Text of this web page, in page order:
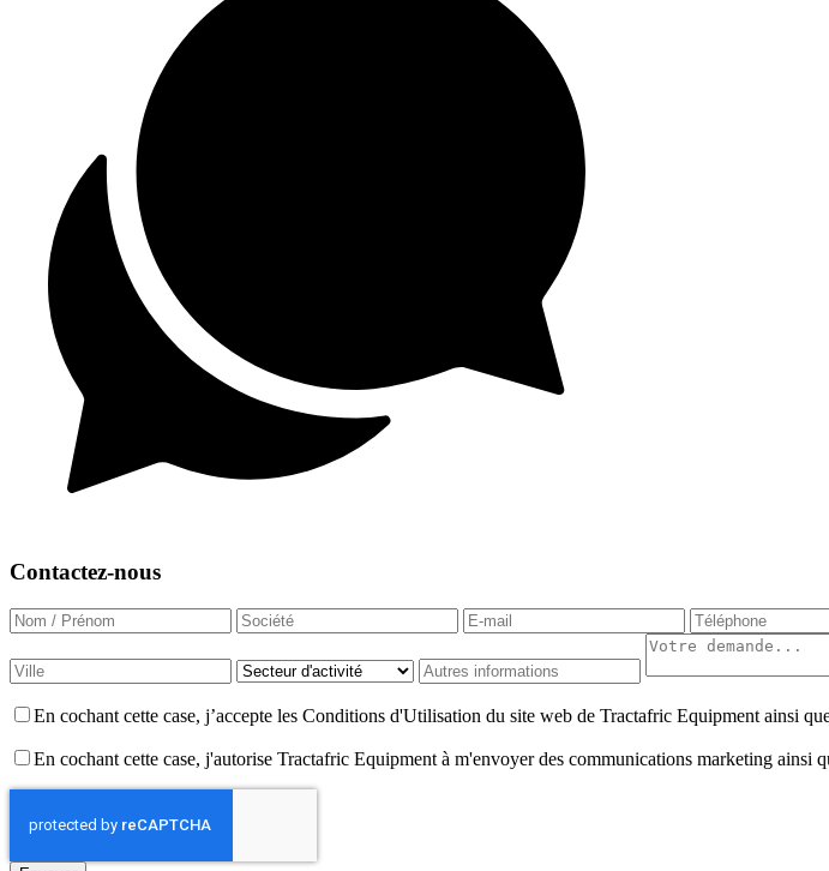
Contactez-nous
En cochant cette case, j’accepte les Conditions d'Utilisation du site web de Tractafric Equipment ainsi
En cochant cette case, j'autorise Tractafric Equipment à m'envoyer des communications marketing ainsi